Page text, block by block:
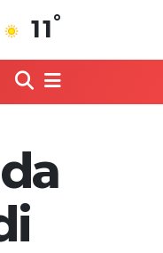
11 °